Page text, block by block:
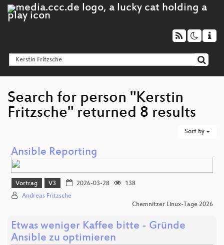
Search for person "Kerstin
Fritzsche" returned 8 results
Sort by
Ansible Reporting
Vortrag V3 2026-03-28
138
Andreas Fritzsche
Chemnitzer Linux-Tage 2026
Etwas weniger Kaffee bitte - Gründe
Ansible zu optimieren